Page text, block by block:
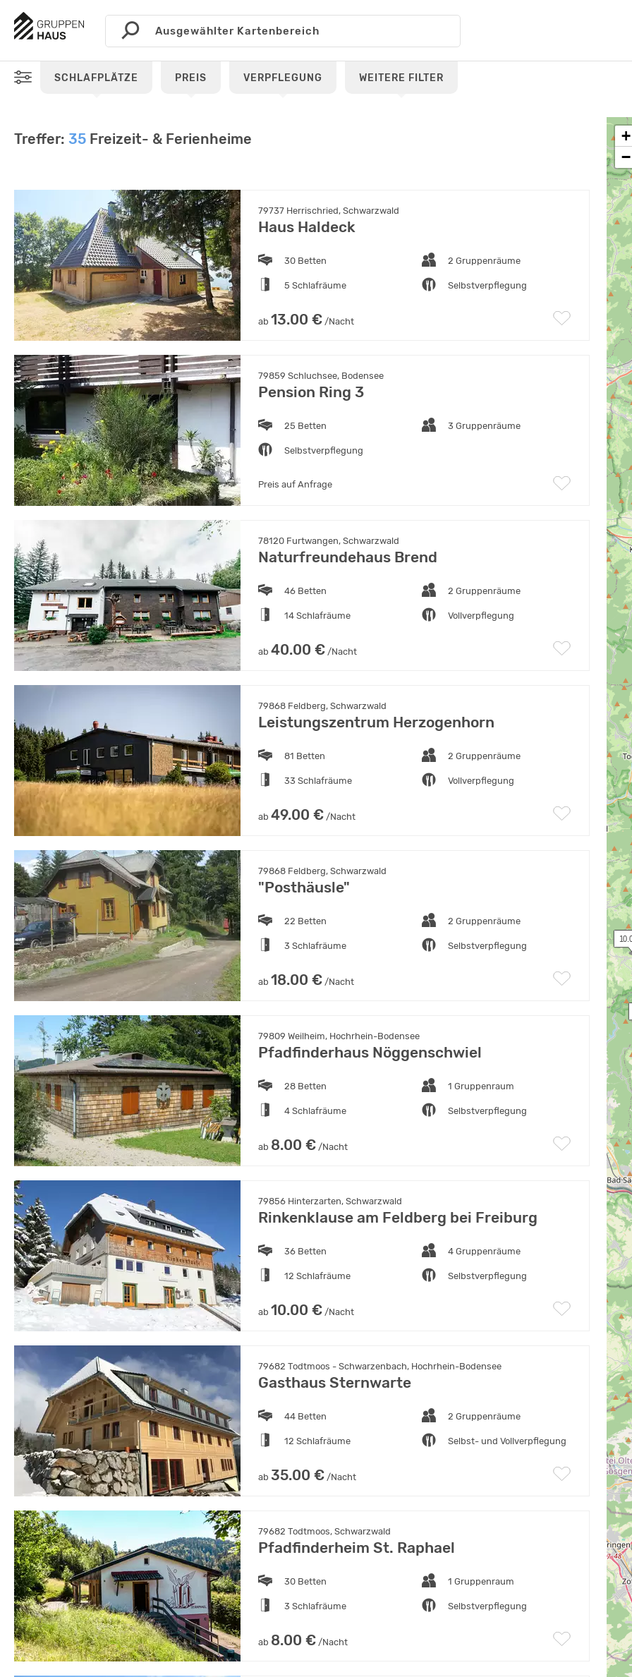
SCHLAFPLÄTZE PREIS VERPFLEGUNG WEITERE FILTER
Treffer: 35 Freizeit- & Ferienheime
79737 Herrischried, Schwarzwald
Haus Haldeck
30 Betten 2 Gruppenräume
5 Schlafräume Selbstverpflegung
ab 13.00 € /Nacht
79859 Schluchsee, Bodensee
Pension Ring 3
25 Betten 3 Gruppenräume
Selbstverpflegung
Preis auf Anfrage
78120 Furtwangen, Schwarzwald
Naturfreundehaus Brend
46 Betten 2 Gruppenräume
14 Schlafräume Vollverpflegung
ab 40.00 € /Nacht
79868 Feldberg, Schwarzwald
Leistungszentrum Herzogenhorn
81 Betten 2 Gruppenräume
33 Schlafräume Vollverpflegung
ab 49.00 € /Nacht
79868 Feldberg, Schwarzwald
"Posthäusle"
22 Betten 2 Gruppenräume
3 Schlafräume Selbstverpflegung
ab 18.00 € /Nacht
79809 Weilheim, Hochrhein-Bodensee
Pfadfinderhaus Nöggenschwiel
28 Betten 1 Gruppenraum
4 Schlafräume Selbstverpflegung
ab 8.00 € /Nacht
79856 Hinterzarten, Schwarzwald
Rinkenklause am Feldberg bei Freiburg
36 Betten 4 Gruppenräume
12 Schlafräume Selbstverpflegung
ab 10.00 € /Nacht
79682 Todtmoos - Schwarzenbach, Hochrhein-Bodensee
Gasthaus Sternwarte
44 Betten 2 Gruppenräume
12 Schlafräume Selbst- und Vollverpflegung
ab 35.00 € /Nacht
79682 Todtmoos, Schwarzwald
Pfadfinderheim St. Raphael
30 Betten 1 Gruppenraum
3 Schlafräume Selbstverpflegung
ab 8.00 € /Nacht
+
−